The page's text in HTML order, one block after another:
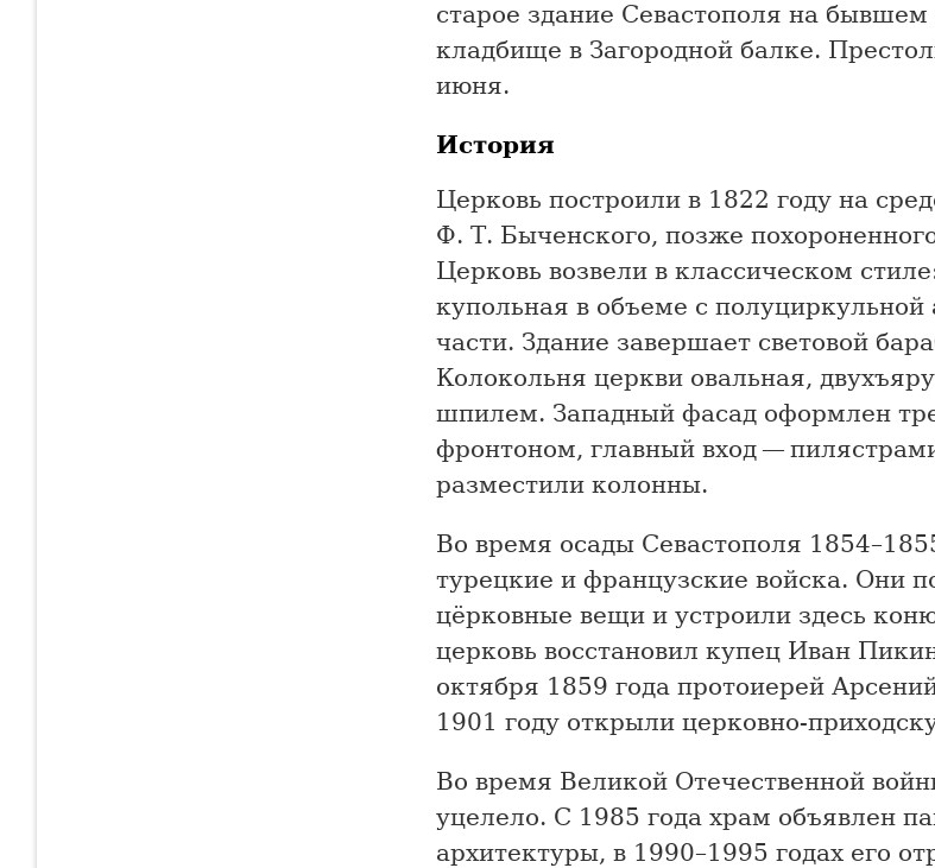
старое здание Севастополя на бывшем
кладбище в Загородной балке.
июня.
История
Церковь построили в 1822 году на
Ф. Т. Быченского, позже
Церковь возвели в классическом
купольная в объеме с полуциркульной
части. Здание завершает световой
Колокольня церкви овальная,
шпилем. Западный фасад оформлен
фронтоном, главный вход —
разместили колонны.
Во время осады Севастополя
турецкие и французские войска. Они
цёрковные вещи и устроили здесь
церковь восстановил купец Иван
октября 1859 года протоиерей
1901 году открыли церковно-
Во время Великой Отечественной
уцелело. С 1985 года храм объявлен
архитектуры, в 1990–1995 годах его